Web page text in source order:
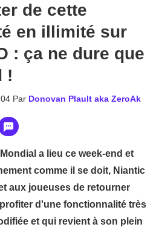
de cette
en illimité sur
: ça ne dure que
!
Par Donovan Plault aka ZeroAk
a lieu ce week-end et
comme il se doit, Niantic
aux joueuses de retourner
d'une fonctionnalité très
et qui revient à son plein